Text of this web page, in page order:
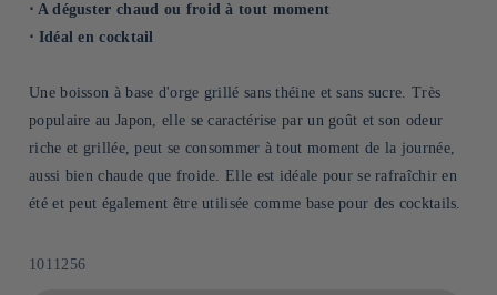
⋅ A déguster chaud ou froid à tout moment
⋅ Idéal en cocktail
Une boisson à base d'orge grillé sans théine et sans sucre. Très
populaire au Japon, elle se caractérise par un goût et son odeur
riche et grillée, peut se consommer à tout moment de la journée,
aussi bien chaude que froide. Elle est idéale pour se rafraîchir en
été et peut également être utilisée comme base pour des cocktails.
SKU:
1011256